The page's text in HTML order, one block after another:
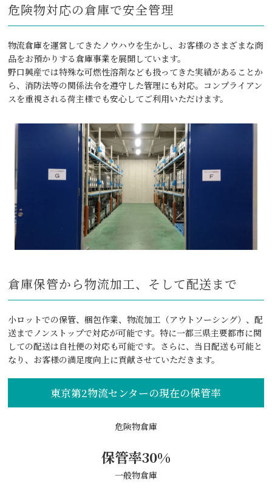
危険物対応の倉庫で安全管理
物流倉庫を運営してきたノウハウを⽣かし、お客様のさまざまな商
品をお預かりする倉庫事業を展開しています。
野⼝興産では特殊な可燃性溶剤なども扱ってきた実績があることか
ら、消防法等の関係法令を遵守した管理にも対応。コンプライアン
スを重視される荷主様でも安⼼してご利⽤いただけます。
倉庫保管から物流加工、そして配送まで
⼩ロットでの保管、梱包作業、物流加⼯（アウトソーシング）、配
送までノンストップで対応が可能です。特に⼀都三県主要都市に関
しての配送は⾃社便の対応も可能です。さらに、当⽇配送も可能と
なり、お客様の満⾜度向上に貢献させていただきます。
東京第2物流センターの現在の保管率
危険物倉庫
保管率30%
一般物倉庫